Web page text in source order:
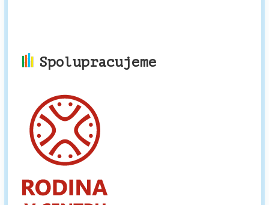
Spolupracujeme